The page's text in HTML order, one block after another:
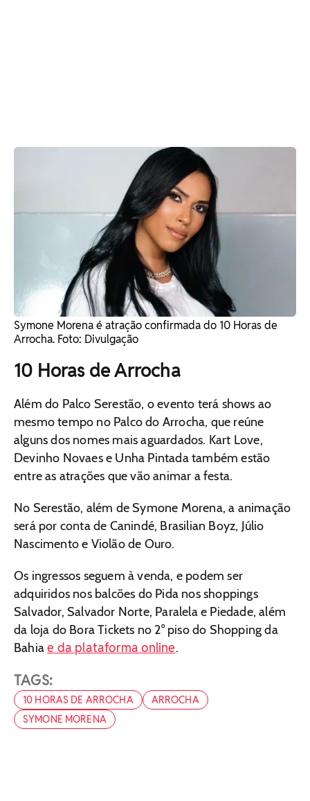
Symone Morena é atração confirmada do 10 Horas de
Arrocha. Foto: Divulgação
10 Horas de Arrocha
Além do Palco Serestão, o evento terá shows ao
mesmo tempo no Palco do Arrocha, que reúne
alguns dos nomes mais aguardados. Kart Love,
Devinho Novaes e Unha Pintada também estão
entre as atrações que vão animar a festa.
No Serestão, além de Symone Morena, a animação
será por conta de Canindé, Brasilian Boyz, Júlio
Nascimento e Violão de Ouro.
Os ingressos seguem à venda, e podem ser
adquiridos nos balcões do Pida nos shoppings
Salvador, Salvador Norte, Paralela e Piedade, além
da loja do Bora Tickets no 2° piso do Shopping da
Bahiae da plataforma online.
TAGS:
10 HORAS DE ARROCHA
ARROCHA
SYMONE MORENA